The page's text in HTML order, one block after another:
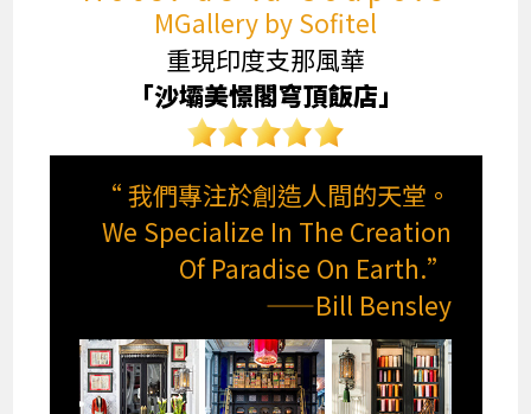
MGallery by Sofitel
重現印度支那風華
「沙壩美憬閣穹頂飯店」
“ 我們專注於創造人間的天堂。
We Specialize In The Creation
Of Paradise On Earth.”
——Bill Bensley